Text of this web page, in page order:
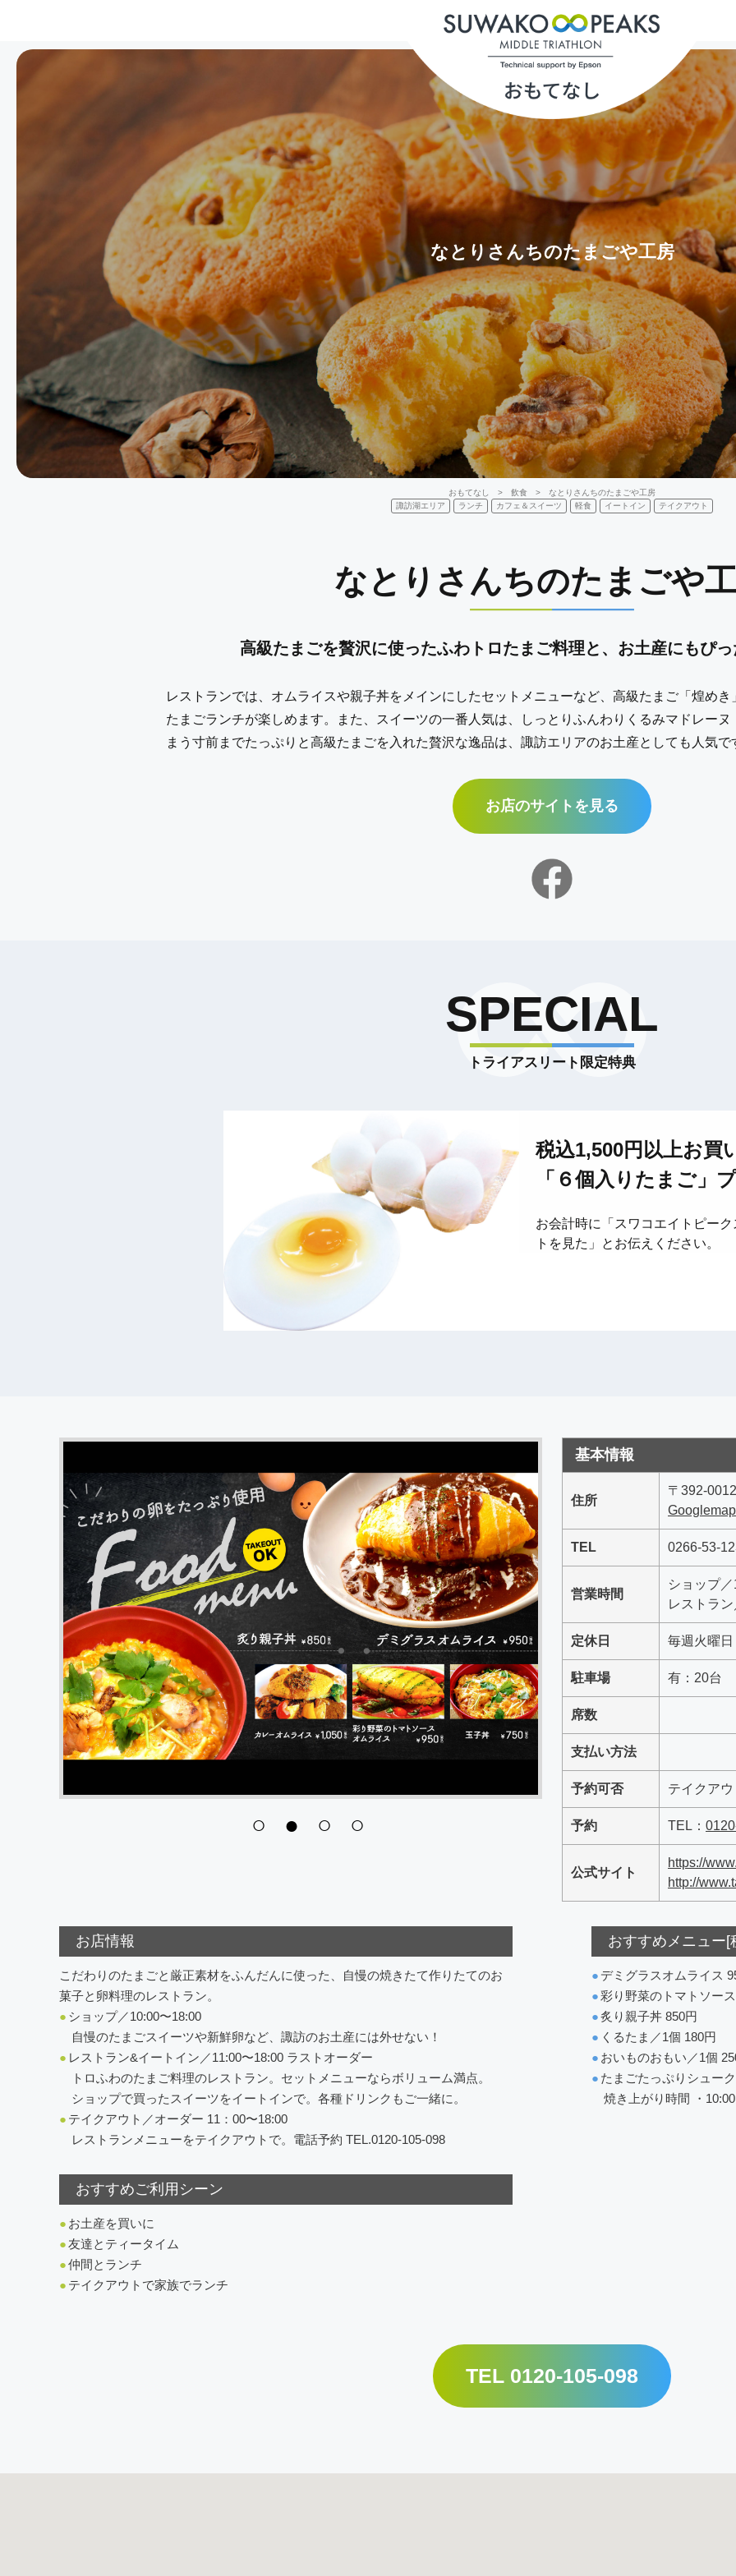
なとりさんちのたまごや工房
おもてなし > 飲食 > なとりさんちのたまごや工房
諏訪湖エリア
ランチ カフェ＆スイーツ 軽食 イートイン テイクアウト
なとりさんちのたまごや
高級たまごを贅沢に使ったふわトロたまご料理と、お土産にもぴ
レストランでは、オムライスや親子丼をメインにしたセットメニューなど、高級たまご「煌め
たまごランチが楽しめます。また、スイーツの一番人気は、しっとりふんわりくるみマドレー
まう寸前までたっぷりと高級たまごを入れた贅沢な逸品は、諏訪エリアのお土産としても人気で
お店のサイトを見る
SPECIAL
トライアスリート限定特典
税込1,500円以上お買
「６個入りたまご」
お会計時に「スワコエイトピー
トを見た」とお伝えください。
基本情報
住所
〒392-
TEL 0266-53-
営業時間
ショップ
レストラ
定休日 毎週火曜
駐車場 有：20台
席数
支払い方法
予約可否 テイクア
予約 TEL：
公式サイト
https://
http://
お店情報
こだわりのたまごと厳正素材をふんだんに使った、自慢の焼きたて作りたてのお
菓子と卵料理のレストラン。
● ショップ／10:00〜18:00
自慢のたまごスイーツや新鮮卵など、諏訪のお土産には外せない！
● レストラン&イートイン／11:00〜18:00 ラストオーダー
トロふわのたまご料理のレストラン。セットメニューならボリューム満点。
ショップで買ったスイーツをイートインで。各種ドリンクもご一緒に。
● テイクアウト／オーダー 11：00〜18:00
レストランメニューをテイクアウトで。電話予約 TEL.0120-105-098
おすすめご利用シーン
● お土産を買いに
●友達とティータイム
●仲間とランチ
● テイクアウトで家族でランチ
おすすめメニュー[
● デミグラスオムライス
●彩り野菜のトマトソー
●炙り親子丼 850円
● くるたま／1個 180円
● おいものおもい／1個
● たまごたっぷりシュー
焼き上がり時間 ・
TEL 0120-105-098